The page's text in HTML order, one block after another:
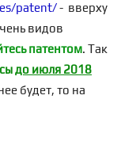
patent/- вверху
видов
патентом. Так
до июля 2018
будет, то на